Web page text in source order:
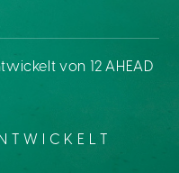
von 12 AHEAD